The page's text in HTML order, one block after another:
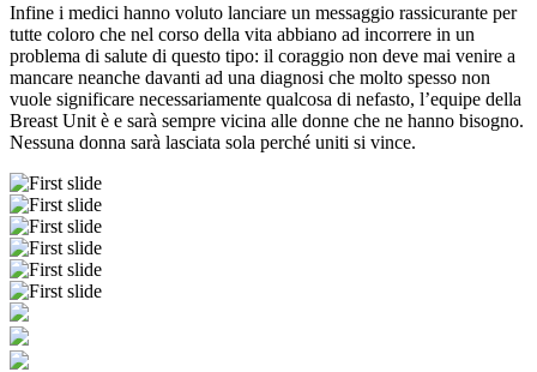
Infine i medici hanno voluto lanciare un messaggio rassicurante per
tutte coloro che nel corso della vita abbiano ad incorrere in un
problema di salute di questo tipo: il coraggio non deve mai venire a
mancare neanche davanti ad una diagnosi che molto spesso non
vuole significare necessariamente qualcosa di nefasto, l’equipe della
Breast Unit è e sarà sempre vicina alle donne che ne hanno bisogno.
Nessuna donna sarà lasciata sola perché uniti si vince.